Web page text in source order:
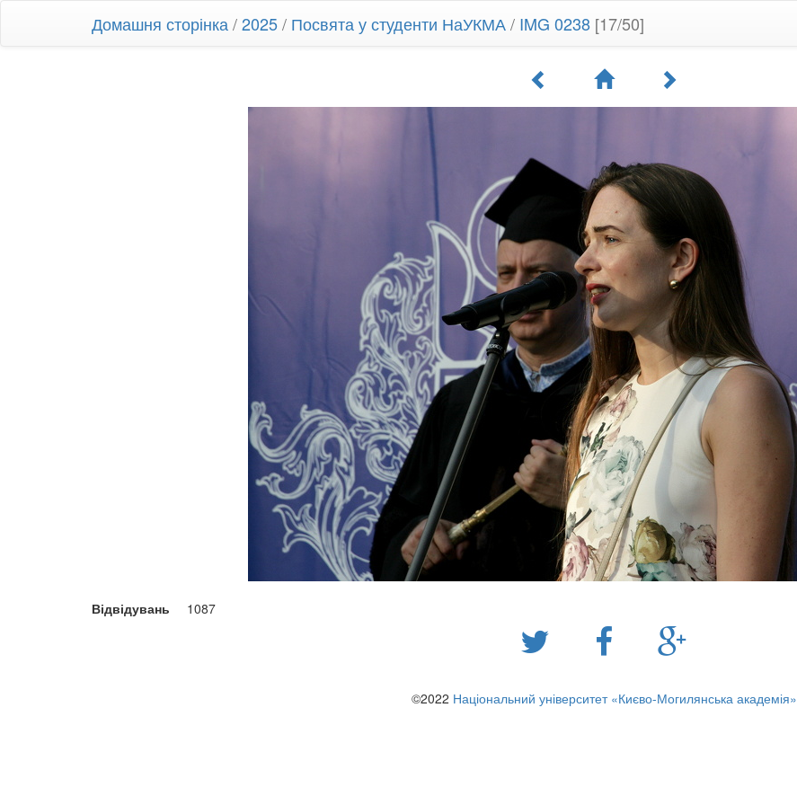
Домашня сторінка /2025/ Посвята у студенти НаУКМА/ IMG 0238 [17/50]
Відвідувань 1087
©2022 Національний університет «Києво-Могилянська академія»